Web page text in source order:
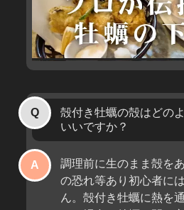
殻付き牡蠣の殻はどの
いいですか？
調理前に生のまま殻を
の恐れ等あり初心者に
ん。殻付き牡蠣に熱を